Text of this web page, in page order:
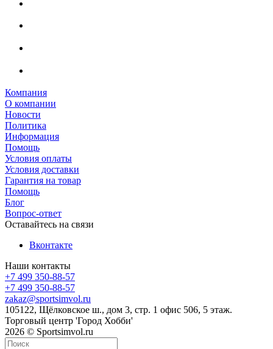
Компания
О компании
Новости
Политика
Информация
Помощь
Условия оплаты
Условия доставки
Гарантия на товар
Помощь
Блог
Вопрос-ответ
Оставайтесь на связи
Вконтакте
Наши контакты
+7 499 350-88-57
+7 499 350-88-57
zakaz@sportsimvol.ru
105122, Щёлковское ш., дом 3, стр. 1 офис 506, 5 этаж.
Торговый центр 'Город Хобби'
2026 © Sportsimvol.ru